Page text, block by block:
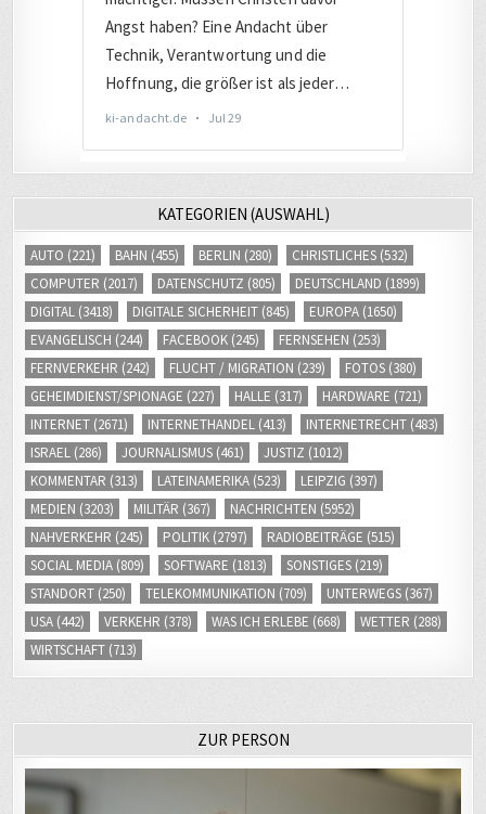
DATENSCHUTZ(805) DEUTSCHLAND
EVANGELISCH(244) FACEBOOK(245) FERNSEHEN(253)
FERNVERKEHR(242) FLUCHT / MIGRATION(239) FOTOS(380)
GEHEIMDIENST/SPIONAGE(227) HALLE(317) HARDWARE(721)
INTERNET(2671) INTERNETHANDEL(413) INTERNETRECHT
ISRAEL(286) JOURNALISMUS(461) JUSTIZ(1012)
KOMMENTAR(313) LATEINAMERIKA(523) LEIPZIG(397)
MEDIEN(3203) MILITÄR(367) NACHRICHTEN(5952)
NAHVERKEHR (245) POLITIK(2797) RADIOBEITRÄGE
SOCIAL MEDIA(809) SOFTWARE(1813) SONSTIGES(219)
STANDORT(250) TELEKOMMUNIKATION(709) UNTERWEGS
USA(442) VERKEHR(378) WAS ICH ERLEBE(668) WETTER
WIRTSCHAFT(713)